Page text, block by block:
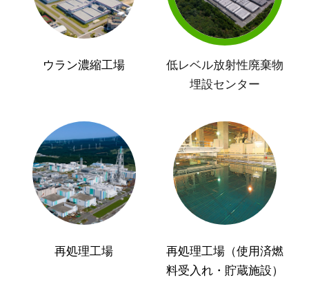
ウラン濃縮工場
低レベル放射性廃棄物
埋設センター
再処理工場
再処理工場（使用済燃
料受入れ・貯蔵施設）